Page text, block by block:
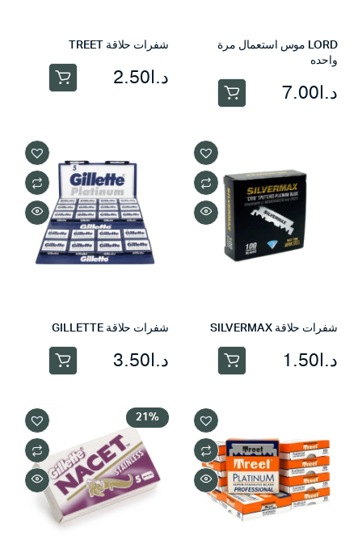
LORD موس استعمال مرة
واحده
د.ا7.00
شفرات حلاقة TREET
د.ا2.50
شفرات حلاقة SILVERMAX
د.ا1.50
شفرات حلاقة GILLETTE
د.ا3.50
21%